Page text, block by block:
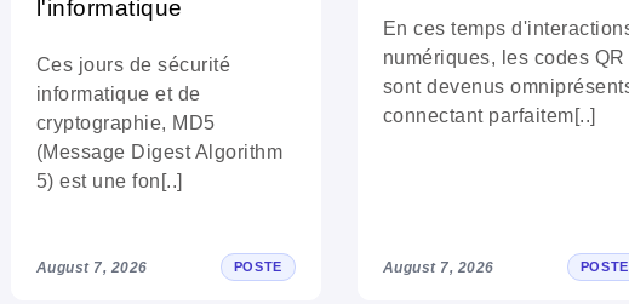
l'informatique
Ces jours de sécurité
informatique et de
cryptographie, MD5
(Message Digest Algorithm
5) est une fon[..]
August 7, 2026 POSTE
En ces temps
numériques, les codes QR
sont devenus
connectant parfaitem[..]
August 7, 2026 POSTE